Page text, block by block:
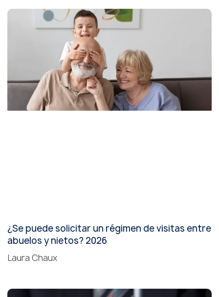
¿Se puede solicitar un régimen de visitas entre
abuelos y nietos? 2026
Laura Chaux